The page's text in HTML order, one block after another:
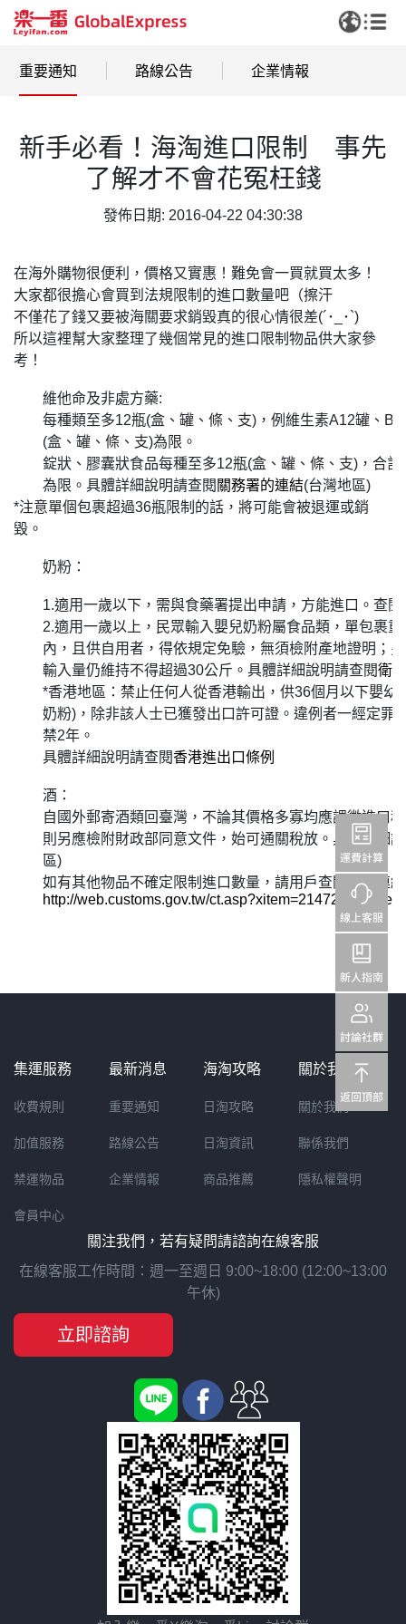
重要通知 路線公告 企業情報
新手必看！海淘進口限制 事先
了解才不會花冤枉錢
發佈日期: 2016-04-22 04:30:38
在海外購物很便利，價格又實惠！難免會一買就買太多！
大家都很擔心會買到法規限制的進口數量吧（擦汗
不僅花了錢又要被海關要求銷毀真的很心情很差(´･_･`)
所以這裡幫大家整理了幾個常見的進口限制物品供大家參
考！
維他命及非處方藥:
每種類至多12瓶(盒、罐、條、支)，例維生素A12罐、B
(盒、罐、條、支)為限。
錠狀、膠囊狀食品每種至多12瓶(盒、罐、條、支)，合
為限。具體詳細說明請查閱 關務署的連結(台灣地區)
*注意單個包裹超過36瓶限制的話，將可能會被退運或銷
毀。
奶粉：
1.適用一歲以下，需與食藥署提出申請，方能進口。查閱
2.適用一歲以上，民眾輸入嬰兒奶粉屬食品類，單包裹
內，且供自用者，得依規定免驗，無須檢附產地證明；
輸入量仍維持不得超過30公斤。具體詳細說明請查閱衛
*香港地區：禁止任何人從香港輸出，供36個月以下嬰幼
奶粉)，除非該人士已獲發出口許可證。違例者一經定罪
禁2年。
具體詳細說明請查閱香港進出口條例
酒：
自國外郵寄酒類回臺灣，不論其價格多寡均應課徵進口
則另應檢附財政部同意文件，始可通關稅放。具體詳細
區)
如有其他物品不確定限制進口數量，請用戶查閱以下連
http://web.customs.gov.tw/
集運服務
收費規則
加值服務
禁運物品
會員中心
最新消息
重要通知
路線公告
企業情報
海淘攻略
日淘攻略
日淘資訊
商品推薦
關於我們
關於我們
聯係我們
隱私權聲明
關注我們，若有疑問請諮詢在線客服
在線客服工作時間：週一至週日 9:00~18:00 (12:00~13:00
午休)
立即諮詢